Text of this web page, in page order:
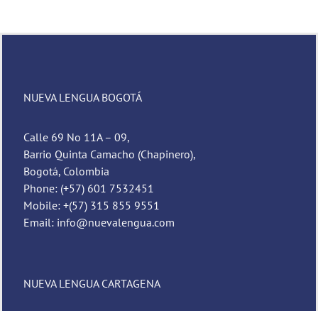
NUEVA LENGUA BOGOTÁ
Calle 69 No 11A – 09,
Barrio Quinta Camacho (Chapinero),
Bogotá, Colombia
Phone: (+57) 601 7532451
Mobile: +(57) 315 855 9551
Email: info@nuevalengua.com
NUEVA LENGUA CARTAGENA